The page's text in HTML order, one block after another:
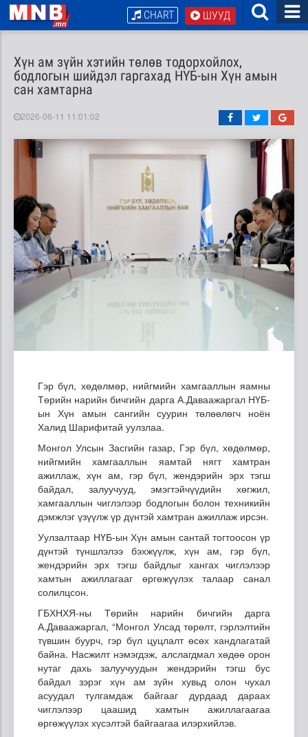
ШУУД
CHART
Хүн ам зүйн хэтийн төлөв тодорхойлох,
бодлогын шийдэл гаргахад НҮБ-ын Хүн амын
сан хамтарна
2026-06-11 11:01:02
Гэр бүл, хөдөлмөр, нийгмийн хамгааллын яамны
Төрийн нарийн бичгийн дарга А.Даваажаргал НҮБ-
ын Хүн амын сангийн суурин төлөөлөгч ноён
Халид Шарифитай уулзлаа.
Монгол Улсын Засгийн газар, Гэр бүл, хөдөлмөр,
нийгмийн хамгааллын яамтай нягт хамтран
ажиллаж, хүн ам, гэр бүл, жендэрийн эрх тэгш
байдал, залуучууд, эмэгтэйчүүдийн хөгжил,
хамгааллын чиглэлээр бодлогын болон техникийн
дэмжлэг үзүүлж үр дүнтэй хамтран ажиллаж ирсэн.
Уулзалтаар НҮБ-ын Хүн амын сантай тогтоосон үр
дүнтэй түншлэлээ бэхжүүлж, хүн ам, гэр бүл,
жендэрийн эрх тэгш байдлыг хангах чиглэлээр
хамтын ажиллагааг өргөжүүлэх талаар санал
солилцсон.
ГБХНХЯ-ны Төрийн нарийн бичгийн дарга
А.Даваажаргал, “Монгол Улсад төрөлт, гэрлэлтийн
түвшин буурч, гэр бүл цуцлалт өсөх хандлагатай
байна. Насжилт нэмэгдэж, алслагдмал хөдөө орон
нутаг дахь залуучуудын жендэрийн тэгш бус
байдал зэрэг хүн ам зүйн хувьд олон чухал
асуудал тулгамдаж байгааг дурдаад дараах
чиглэлээр цаашид хамтын ажиллагаагаа
өргөжүүлэх хүсэлтэй байгаагаа илэрхийлэв.